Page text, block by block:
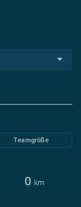
Teamgröße
0 km